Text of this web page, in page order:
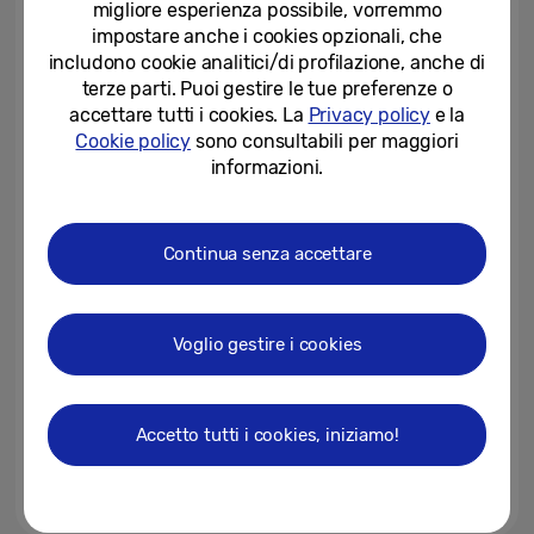
ANNI IN ITALIA, SAMSUNG FA...
04-11-2021
Torna la promozione Flash
Weekend di Samsung
Samsung presenta la cucina
che ti conquista con Chiara Maci
e Andrea Mainardi
13-02-2020
tecnologia all’avanguardia e
Intelligenza Artificiale per...
migliore esperienza possibile, vorremmo
impostare anche i cookies opzionali, che
includono cookie analitici/di profilazione, anche di
terze parti. Puoi gestire le tue preferenze o
accettare tutti i cookies. La Privacy policye la
Cookie policy sono consultabili per maggiori
informazioni.
Continua senza accettare
Voglio gestire i cookies
Accetto tutti i cookies, iniziamo!